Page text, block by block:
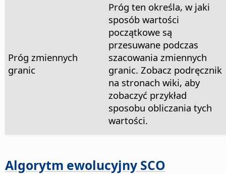
Próg zmiennych
granic
Próg ten określa, w jaki
sposób wartości
początkowe są
przesuwane podczas
szacowania zmiennych
granic. Zobacz podręcznik
na stronach wiki, aby
zobaczyć przykład
sposobu obliczania tych
wartości.
Algorytm ewolucyjny SCO